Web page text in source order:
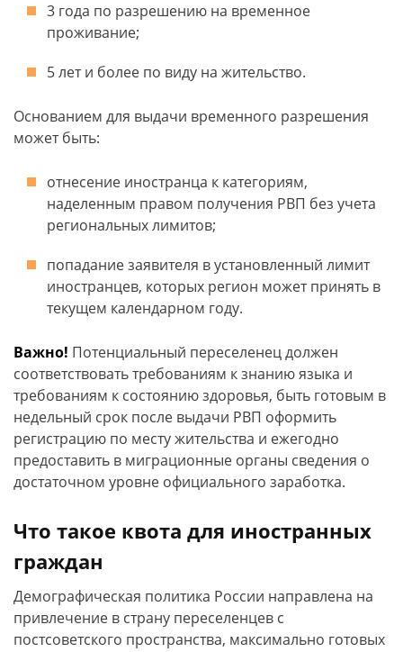
3 года по разрешению на временное
проживание;
5 лет и более по виду на жительство.
Основанием для выдачи временного разрешения
может быть:
отнесение иностранца к категориям,
наделенным правом получения РВП без учета
региональных лимитов;
попадание заявителя в установленный лимит
иностранцев, которых регион может принять в
текущем календарном году.
Важно! Потенциальный переселенец должен
соответствовать требованиям к знанию языка и
требованиям к состоянию здоровья, быть готовым в
недельный срок после выдачи РВП оформить
регистрацию по месту жительства и ежегодно
предоставить в миграционные органы сведения о
достаточном уровне официального заработка.
Что такое квота для иностранных
граждан
Демографическая политика России направлена на
привлечение в страну переселенцев с
постсоветского пространства, максимально готовых